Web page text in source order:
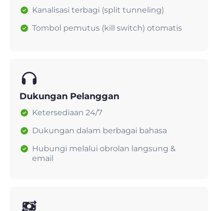
Kanalisasi terbagi (split tunneling)
Tombol pemutus (kill switch) otomatis
Dukungan Pelanggan
Ketersediaan 24/7
Dukungan dalam berbagai bahasa
Hubungi melalui obrolan langsung &
email